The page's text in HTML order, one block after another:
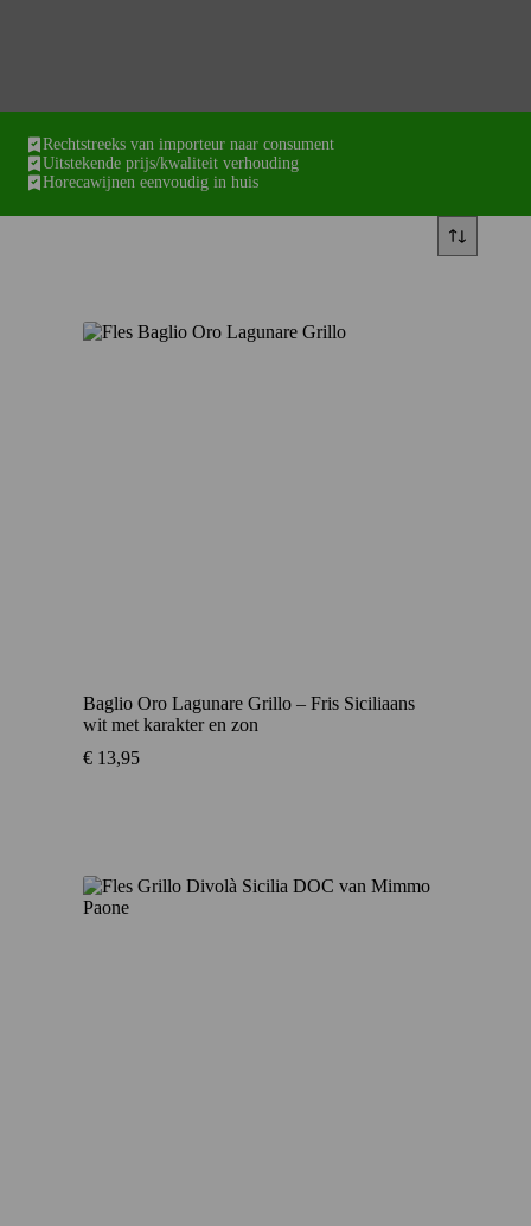
Rechtstreeks van importeur naar consument
Uitstekende prijs/kwaliteit verhouding
Horecawijnen eenvoudig in huis
Baglio Oro Lagunare Grillo – Fris Siciliaans
wit met karakter en zon
€ 13,95